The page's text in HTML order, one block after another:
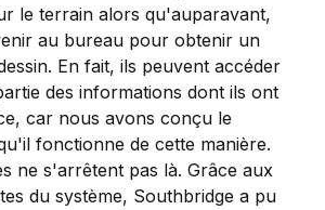
le terrain alors qu'auparavant,
au bureau pour obtenir un
En fait, ils peuvent accéder
des informations dont ils ont
car nous avons conçu le
fonctionne de cette manière.
ne s'arrêtent pas là. Grâce aux
du système, Southbridge a pu